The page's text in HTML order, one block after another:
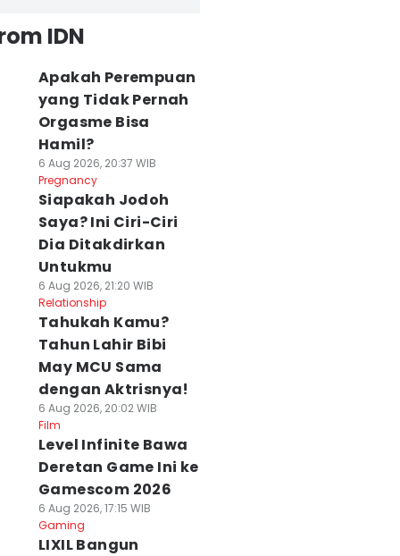
IDN
Apakah Perempuan
yang Tidak Pernah
Orgasme Bisa
Hamil?
6 Aug 2026, 20:37 WIB
Pregnancy
Siapakah Jodoh
Saya? Ini Ciri-Ciri
Dia Ditakdirkan
Untukmu
6 Aug 2026, 21:20 WIB
Relationship
Tahukah Kamu?
Tahun Lahir Bibi
May MCU Sama
dengan Aktrisnya!
6 Aug 2026, 20:02 WIB
Film
Level Infinite Bawa
Deretan Game Ini ke
Gamescom 2026
6 Aug 2026, 17:15 WIB
Gaming
LIXIL Bangun